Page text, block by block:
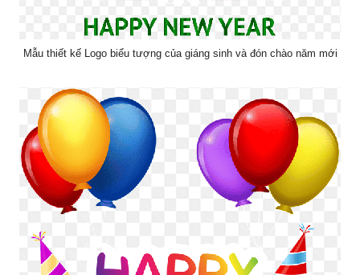
Mẫu thiết kế Logo biểu tượng của giáng sinh và đón chào năm mới